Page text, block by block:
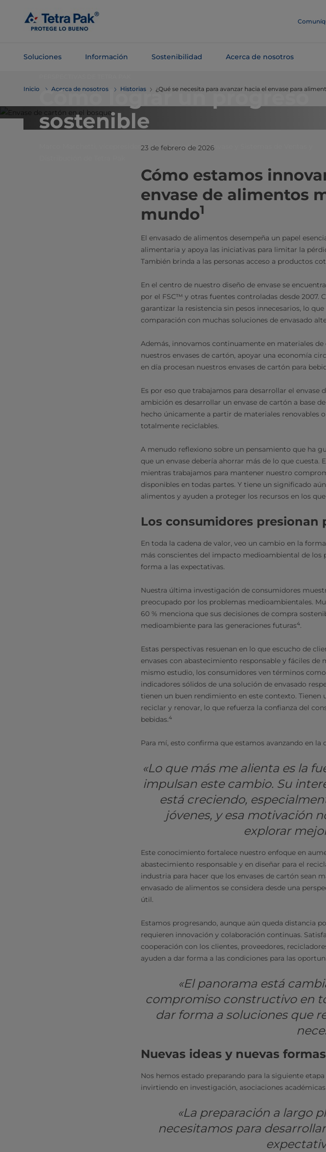
contenido
principal
Soluciones Información Sostenibilidad Acerca de nosotros
navegación
Inicio Acerca de nosotros Historias ¿Qué se necesita para avanzar hacia el envase para
Cómo lograr un progreso
sostenible
Marco Marchetti, vicepresidente de Materiales de Envase y Sistemas de Ventas y
23 de febrero de 2026
Cómo estamos
envase de alimentos
mundo1
El envasado de alimentos desempeña un papel
alimentaria y apoya las iniciativas para limitar la
También brinda a las personas acceso a productos
En el centro de nuestro diseño de envase se
por el FSC™ y otras fuentes controladas desde 2007.
garantizar la resistencia sin pesos innecesarios, lo
comparación con muchas soluciones de envasado
Además, innovamos continuamente en materiales
nuestros envases de cartón, apoyar una economía
en día procesan nuestros envases de cartón para
Es por eso que trabajamos para desarrollar el
ambición es desarrollar un envase de cartón a base
hecho únicamente a partir de materiales renovables
totalmente reciclables.
A menudo reflexiono sobre un pensamiento que ha
que un envase debería ahorrar más de lo que cuesta.
mientras trabajamos para mantener nuestro
disponibles en todas partes. Y tiene un significado
alimentos y ayuden a proteger los recursos en los
Los consumidores
En toda la cadena de valor, veo un cambio en la
más conscientes del impacto medioambiental de
forma a las expectativas.
Nuestra última investigación de consumidores
preocupado por los problemas medioambientales.
60 % menciona que sus decisiones de compra
medioambiente para las generaciones futuras4.
Estas perspectivas resuenan en lo que escucho de
envases con abastecimiento responsable y fáciles
mismo estudio, los consumidores ven términos
indicadores sólidos de una solución de envasado
tienen un buen rendimiento en este contexto. Tienen
reciclar y renovar, lo que refuerza la confianza del
bebidas.4
Para mí, esto confirma que estamos avanzando en
«Lo que más me alienta es la
impulsan este cambio. Su
está creciendo,
jóvenes, y esa motivación
explorar
Este conocimiento fortalece nuestro enfoque en
abastecimiento responsable y en diseñar para el
industria para hacer que los envases de cartón sean
envasado de alimentos se considera desde una
útil.
Estamos progresando, aunque aún queda distancia
requieren innovación y colaboración continuas.
cooperación con los clientes, proveedores,
ayuden a dar forma a las condiciones para las
«El panorama está
compromiso constructivo en
dar forma a soluciones que
Nuevas ideas y nuevas
Nos hemos estado preparando para la siguiente
invirtiendo en investigación, asociaciones
«La preparación a largo
necesitamos para